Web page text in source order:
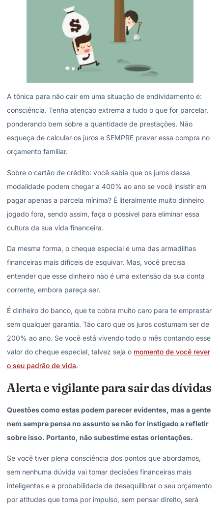
A tônica para não cair em uma situação de endividamento é:
consciência. Tenha atenção extrema a tudo o que for parcelar,
ponderando bem sobre a quantidade de prestações. Não
esqueça de calcular os juros e SEMPRE prever essa compra no
orçamento familiar.
Sobre o cartão de crédito: você sabia que os juros dessa
modalidade podem chegar a 400% ao ano se você insistir em
pagar apenas a parcela mínima? É literalmente muito dinheiro
jogado fora, sendo assim, faça o possível para eliminar essa
cultura da sua vida financeira.
Da mesma forma, o cheque especial é uma das armadilhas
financeiras mais difíceis de esquivar. Mas, você precisa
entender que esse dinheiro não é uma extensão da sua conta
corrente, embora pareça ser.
É dinheiro do banco, que te cobra muito caro para te emprestar
sem qualquer garantia. Tão caro que os juros costumam ser de
200% ao ano. Se você está vivendo todo o mês contando esse
valor do cheque especial, talvez seja o momento de você rever
o seu padrão de vida.
Alerta e vigilante para sair das dívidas
Questões como estas podem parecer evidentes, mas a gente
nem sempre pensa no assunto se não for instigado a refletir
sobre isso. Portanto, não subestime estas orientações.
Se você tiver plena consciência dos pontos que abordamos,
sem nenhuma dúvida vai tomar decisões financeiras mais
inteligentes e a probabilidade de desequilibrar o seu orçamento
por atitudes que toma por impulso, sem pensar direito, será